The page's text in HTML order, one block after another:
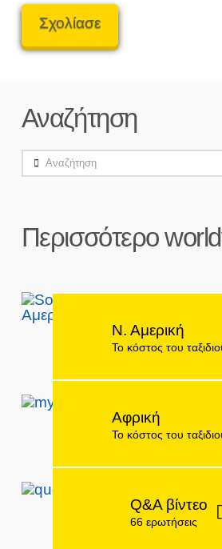
Αναζήτηση
Αναζήτηση
Περισσότερο
Ν. Αμερική
Το κόστος του
Αφρική
Το κόστος του
Q&A βίντεο
66 ερωτήσεις